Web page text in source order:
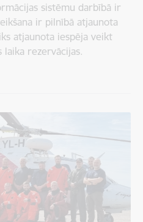
sistēmu darbībā ir
ir pilnībā atjaunota
atjaunota iespēja veikt
laika rezervācijas.